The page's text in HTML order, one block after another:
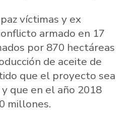
víctimas y ex
armado en 17
por 870 hectáreas
de aceite de
que el proyecto sea
que en el año 2018
millones.